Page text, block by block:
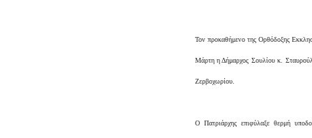
Τον προκαθήμενο της Ορθόδοξης
Μάρτη η Δήμαρχος Σουλίου κ.
Ζερβοχωρίου.
Ο Πατριάρχης επιφύλαξε θερμή